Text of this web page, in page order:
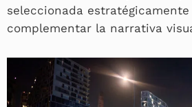
seleccionada estratégicamente
complementar la narrativa